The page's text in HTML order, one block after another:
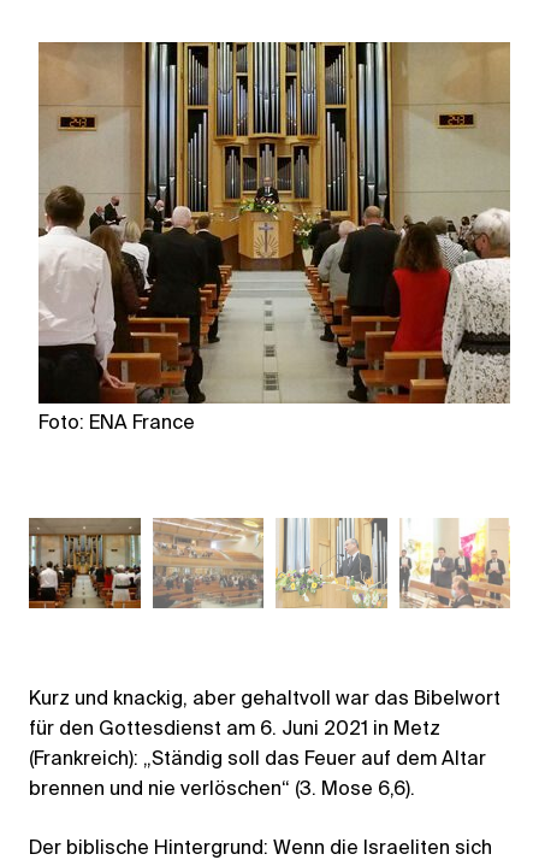
Foto: ENA France
Kurz und knackig, aber gehaltvoll war das Bibelwort
für den Gottesdienst am 6. Juni 2021 in Metz
(Frankreich): „Ständig soll das Feuer auf dem Altar
brennen und nie verlöschen“ (3. Mose 6,6).
Der biblische Hintergrund: Wenn die Israeliten sich